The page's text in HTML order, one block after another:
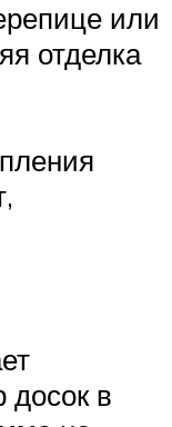
или
отделка
досок в